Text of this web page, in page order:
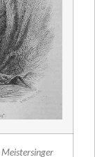
Meistersinger